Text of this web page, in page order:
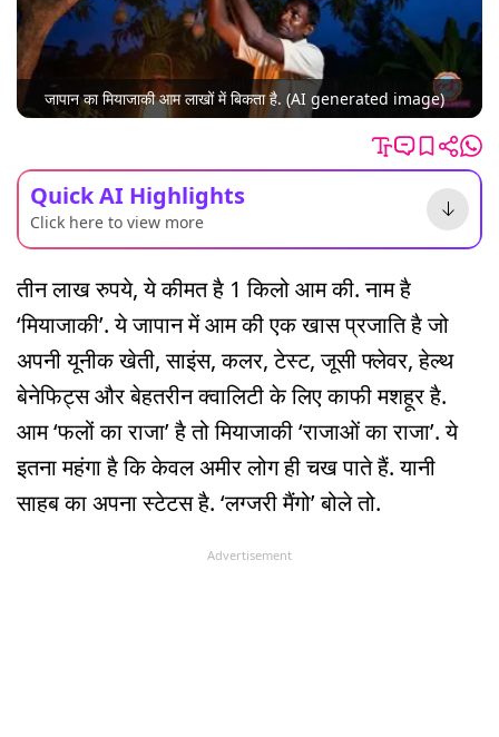
जापान का मियाजाकी आम लाखों में बिकता है. (AI generated image)
Quick AI Highlights
Click here to view more
तीन लाख रुपये, ये कीमत है 1 किलो आम की. नाम है
‘मियाजाकी’. ये जापान में आम की एक खास प्रजाति है जो
अपनी यूनीक खेती, साइंस, कलर, टेस्ट, जूसी फ्लेवर, हेल्थ
बेनेफिट्स और बेहतरीन क्वालिटी के लिए काफी मशहूर है.
आम ‘फलों का राजा’ है तो मियाजाकी ‘राजाओं का राजा’. ये
इतना महंगा है कि केवल अमीर लोग ही चख पाते हैं. यानी
साहब का अपना स्टेटस है. ‘लग्जरी मैंगो’ बोले तो.
Advertisement